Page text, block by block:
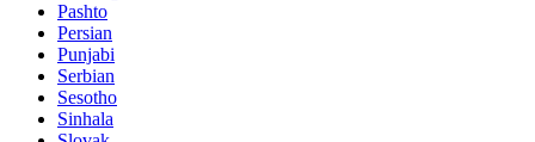
Pashto
Persian
Punjabi
Serbian
Sesotho
Sinhala